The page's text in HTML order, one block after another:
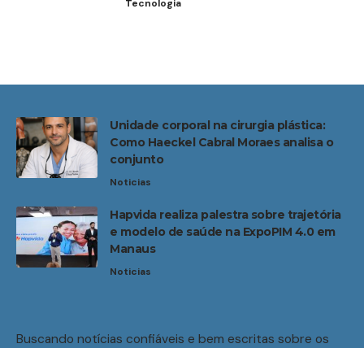
Tecnologia
Unidade corporal na cirurgia plástica:
Como Haeckel Cabral Moraes analisa o
conjunto
Noticias
Hapvida realiza palestra sobre trajetória
e modelo de saúde na ExpoPIM 4.0 em
Manaus
Noticias
Buscando notícias confiáveis e bem escritas sobre os